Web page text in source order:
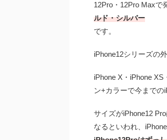
12Pro・12Pro Maxで
ルド・シルバー
です。
iPhone12シリーズの
iPhone X・iPhone
ン+カラーで今までの
サイズがiPhone12
なるといわれ、